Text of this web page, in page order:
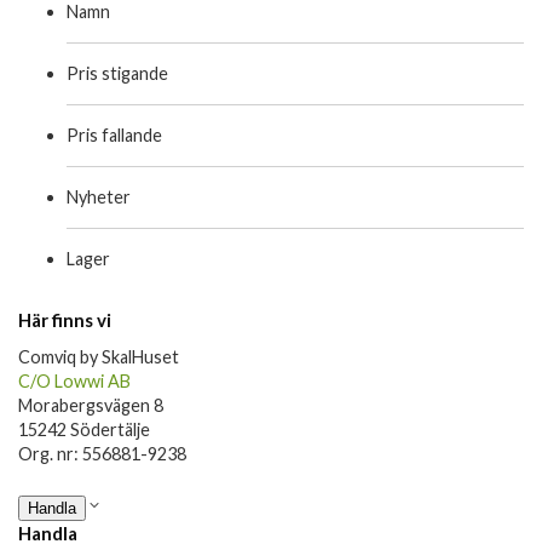
Namn
Pris stigande
Pris fallande
Nyheter
Lager
Här finns vi
Comviq by SkalHuset
C/O Lowwi AB
Morabergsvägen 8
15242 Södertälje
Org. nr: 556881-9238
Handla
Handla